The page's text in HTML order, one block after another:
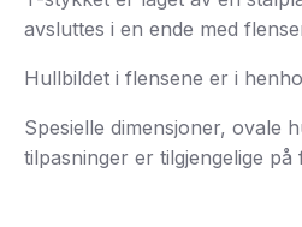
avsluttes i en ende med
Hullbildet i flensene er i
Spesielle dimensjoner, ovale
tilpasninger er tilgjengelige på